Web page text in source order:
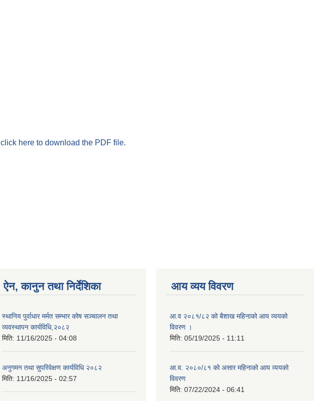
click here to download the PDF file.
ऐन, कानुन तथा निर्देशिका
स्थानिय पुर्वाधार मर्मत सम्भार कोष सञ्चालन तथा
व्यवस्थापन कार्यविधि,२०८२
मिति: 11/16/2025 - 04:08
अनुगमन तथा सुपरिवेक्षण कार्यविधि २०८२
मिति: 11/16/2025 - 02:57
आय व्यय विवरण
आ.व २०८१/८२ को बैशाख महिनाको आय व्ययको
विवरण ।
मिति: 05/19/2025 - 11:11
आ.व. २०८०/८१ को असार महिनाको आय व्ययको
विवरण
मिति: 07/22/2024 - 06:41